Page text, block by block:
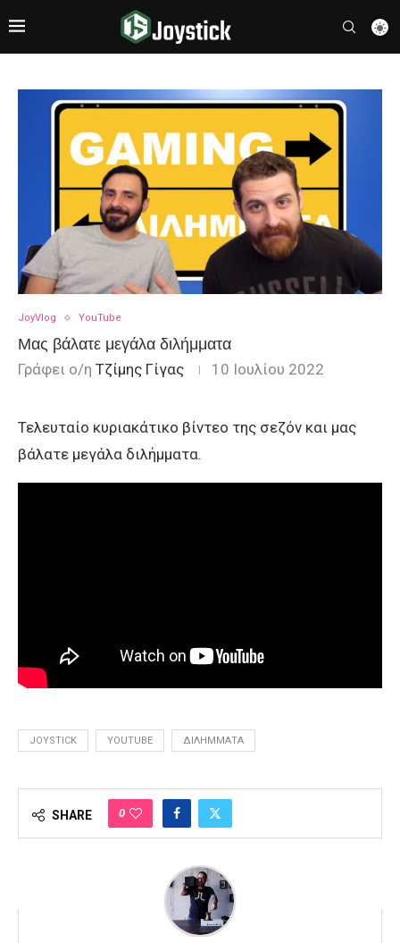
JoyVlog YouTube
Μας βάλατε μεγάλα διλήμματα
Γράφει ο/η Τζίμης Γίγας 10 Ιουλίου 2022
Τελευταίο κυριακάτικο βίντεο της σεζόν και μας
βάλατε μεγάλα διλήμματα.
JOYSTICK YOUTUBE ΔΙΛΉΜΜΑΤΑ
SHARE 0